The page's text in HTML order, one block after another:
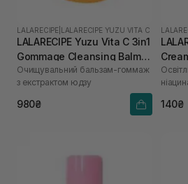
LALARECIPE LALARECIPE YUZU VITA C
LALARECIPE Yuzu Vita C 3in1
Gommage Cleansing Balm
50 мл
Очищувальний бальзам-гоммаж
з екстрактом юдзу
980₴ 140₴